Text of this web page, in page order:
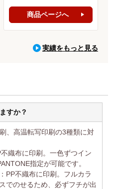
商品ページへ
実績をもっと見る
すか？
、高温転写印刷の3種類に対
不織布に印刷。一色ずつイン
指定が可能です。
：PP不織布に印刷。フルカラ
でのせるため、必ずフチが出